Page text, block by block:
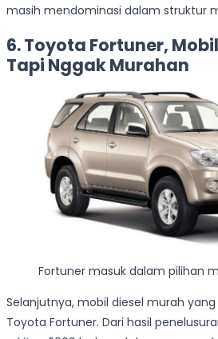
masih mendominasi dalam struktur
6. Toyota Fortuner,
Tapi Nggak Murahan
Fortuner masuk dalam pilihan
Selanjutnya, mobil diesel murah
Toyota Fortuner. Dari hasil